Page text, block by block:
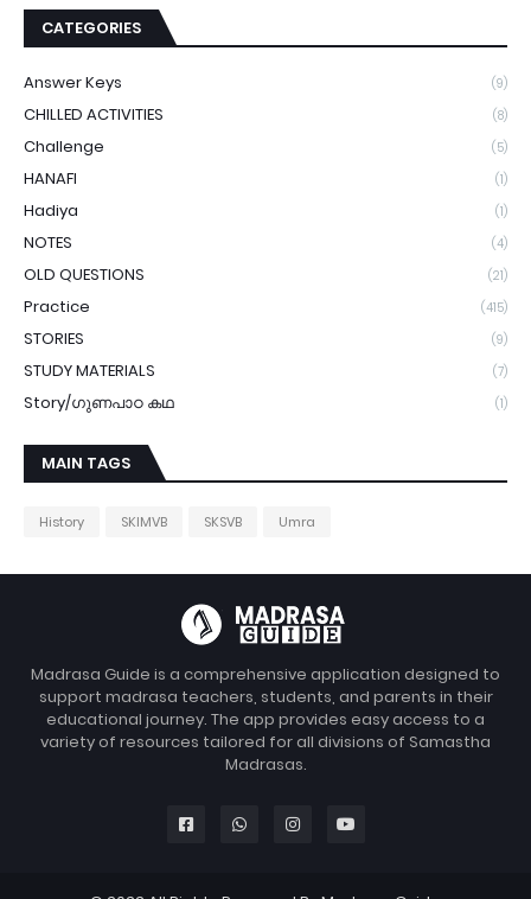
CATEGORIES
Answer Keys (9)
CHILLED ACTIVITIES (8)
Challenge (5)
HANAFI (1)
Hadiya (1)
NOTES (4)
OLD QUESTIONS (21)
Practice (415)
STORIES (9)
STUDY MATERIALS (7)
Story/ഗുണപാഠ കഥ (1)
MAIN TAGS
History SKIMVB SKSVB Umra
Madrasa Guide is a comprehensive application designed to
support madrasa teachers, students, and parents in their
educational journey. The app provides easy access to a
variety of resources tailored for all divisions of Samastha
Madrasas.